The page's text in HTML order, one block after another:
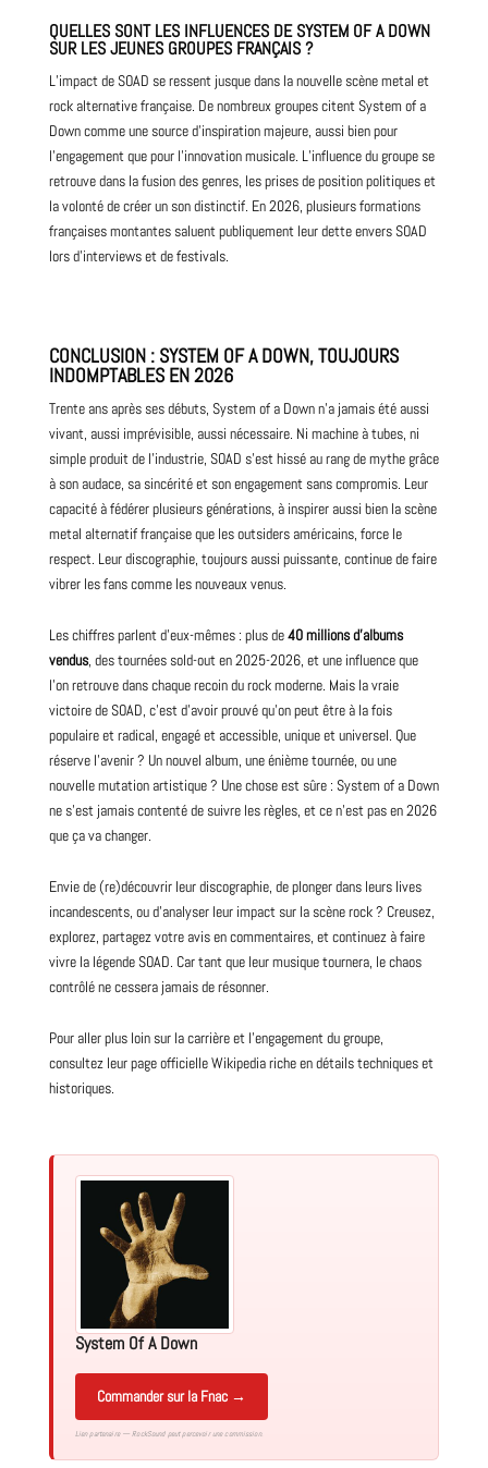
QUELLES SONT LES INFLUENCES DE SYSTEM OF A DOWN
SUR LES JEUNES GROUPES FRANÇAIS ?
L’impact de SOAD se ressent jusque dans la nouvelle scène metal et
rock alternative française. De nombreux groupes citent System of a
Down comme une source d’inspiration majeure, aussi bien pour
l’engagement que pour l’innovation musicale. L’influence du groupe se
retrouve dans la fusion des genres, les prises de position politiques et
la volonté de créer un son distinctif. En 2026, plusieurs formations
françaises montantes saluent publiquement leur dette envers SOAD
lors d’interviews et de festivals.
CONCLUSION : SYSTEM OF A DOWN, TOUJOURS
INDOMPTABLES EN 2026
Trente ans après ses débuts, System of a Down n’a jamais été aussi
vivant, aussi imprévisible, aussi nécessaire. Ni machine à tubes, ni
simple produit de l’industrie, SOAD s’est hissé au rang de mythe grâce
à son audace, sa sincérité et son engagement sans compromis. Leur
capacité à fédérer plusieurs générations, à inspirer aussi bien la scène
metal alternatif françaiseque les outsiders américains, force le
respect. Leur discographie, toujours aussi puissante, continue de faire
vibrer les fans comme les nouveaux venus.
Les chiffres parlent d’eux-mêmes : plus de40 millions d’albums
vendus, des tournées sold-out en 2025-2026, et une influence que
l’on retrouve dans chaque recoin du rock moderne. Mais la vraie
victoire de SOAD, c’est d’avoir prouvé qu’on peut être à la fois
populaire et radical, engagé et accessible, unique et universel. Que
réserve l’avenir ? Un nouvel album, une énième tournée, ou une
nouvelle mutation artistique ? Une chose est sûre : System of a Down
ne s’est jamais contenté de suivre les règles, et ce n’est pas en 2026
que ça va changer.
Envie de (re)découvrir leur discographie, de plonger dans leurs lives
incandescents, ou d’analyser leur impact sur la scène rock ? Creusez,
explorez, partagez votre avis en commentaires, et continuez à faire
vivre la légende SOAD. Car tant que leur musique tournera, le chaos
contrôlé ne cessera jamais de résonner.
Pour aller plus loin sur la carrière et l’engagement du groupe,
consultez leurpage officielle Wikipediariche en détails techniques et
historiques.
System Of A Down
Commander sur la Fnac →
Lien partenaire — RockSound peut percevoir une commission.